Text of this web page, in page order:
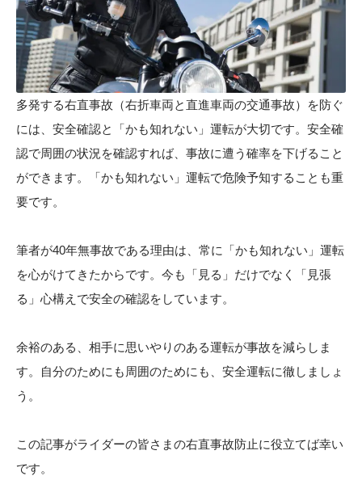
多発する右直事故（右折車両と直進車両の交通事故）を防ぐ
には、安全確認と「かも知れない」運転が大切です。安全確
認で周囲の状況を確認すれば、事故に遭う確率を下げること
ができます。「かも知れない」運転で危険予知することも重
要です。
筆者が40年無事故である理由は、常に「かも知れない」運転
を心がけてきたからです。今も「見る」だけでなく「見張
る」心構えで安全の確認をしています。
余裕のある、相手に思いやりのある運転が事故を減らしま
す。自分のためにも周囲のためにも、安全運転に徹しましょ
う。
この記事がライダーの皆さまの右直事故防止に役立てば幸い
です。